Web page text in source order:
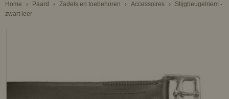
Home › Paard › Zadels en toebehoren › Accessoires ›
Stijgbeugelriem -
zwart leer